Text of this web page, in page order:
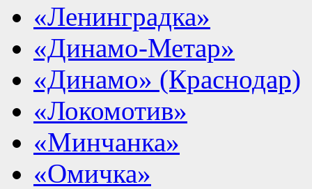
«Ленинградка»
«Динамо-Метар»
«Динамо» (Краснодар)
«Локомотив»
«Минчанка»
«Омичка»